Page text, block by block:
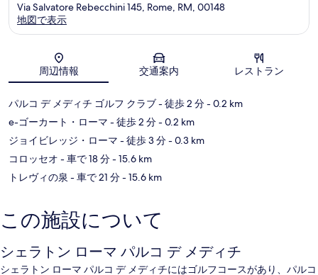
地図
Via Salvatore Rebecchini 145, Rome, RM, 00148
地図で表示
周辺情報 交通案内 レストラン
パルコ デ メディチ ゴルフ クラブ- 徒歩 2 分- 0.2 km
e-ゴーカート・ローマ - 徒歩 2 分- 0.2 km
ジョイビレッジ・ローマ - 徒歩 3 分- 0.3 km
コロッセオ - 車で 18 分- 15.6 km
トレヴィの泉 - 車で 21 分- 15.6 km
この施設について
シェラトン ローマ パルコ デ メディチ
シェラトン ローマ パルコ デ メディチにはゴルフコースがあり、パルコ